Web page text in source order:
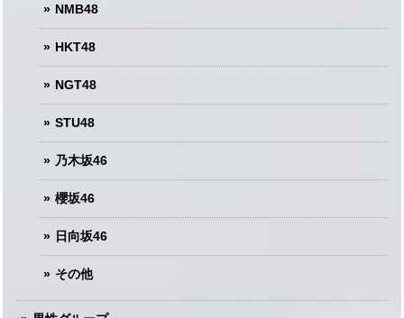
NMB48
HKT48
NGT48
STU48
乃木坂46
櫻坂46
日向坂46
その他